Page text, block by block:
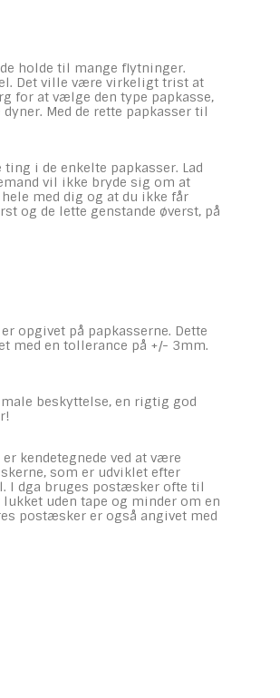
holde til mange flytninger.
Det ville være virkeligt trist at
for at vælge den type papkasse,
Med de rette papkasser til
i de enkelte papkasser. Lad
vil ikke bryde sig om at
med dig og at du ikke får
og de lette genstande øverst, på
er opgivet på papkasserne. Dette
med en tollerance på +/- 3mm.
beskyttelse, en rigtig god
kendetegnede ved at være
som er udviklet efter
I dga bruges postæsker ofte til
uden tape og minder om en
postæsker er også angivet med